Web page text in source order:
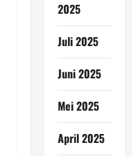
2025
Juli 2025
Juni 2025
Mei 2025
April 2025